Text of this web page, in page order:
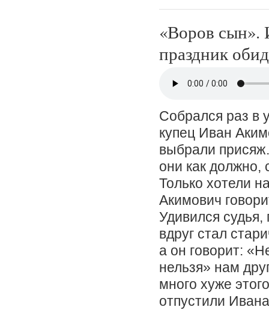
«Воров сын».
праздник
Собрался раз в
купец Иван
выбрали
они как должно,
Только хотели
Акимович
Удивился
вдруг стал
а он говорит:
нельзя» нам
много хуже
отпустили